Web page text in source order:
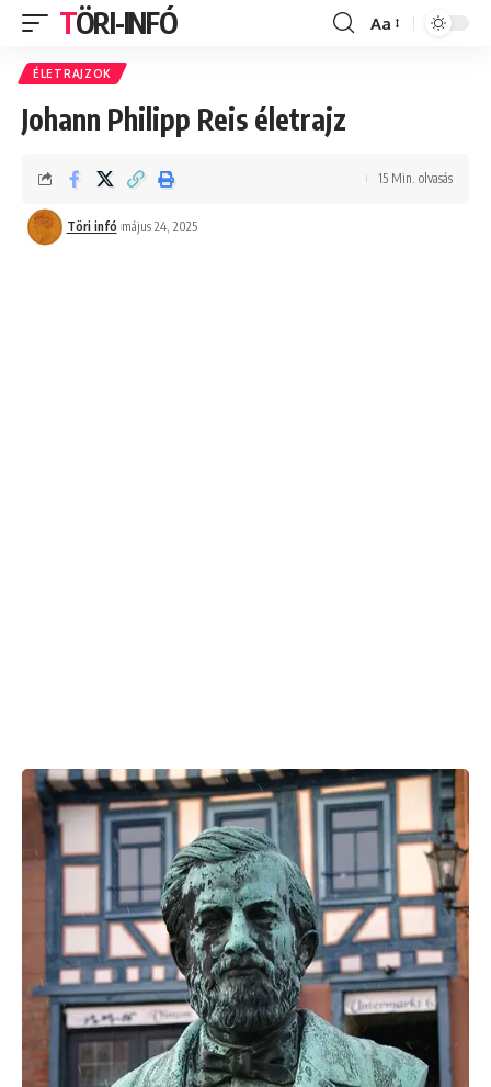
TÖRI-INFÓ
Font
Aa
ÉLETRAJZOK
Johann Philipp Reis életrajz
Töri infó május 24, 2025
15 Min. olvasás